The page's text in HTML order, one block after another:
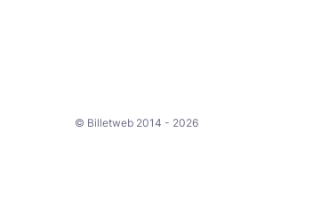
© Billetweb 2014 - 2026